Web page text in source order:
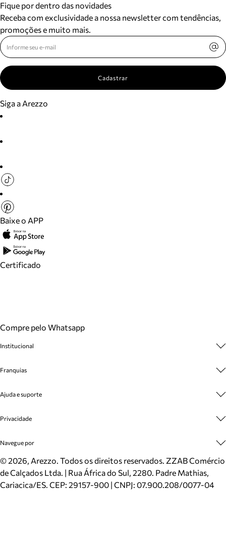
Fique por dentro das novidades
Receba com exclusividade a nossa newsletter com tendências,
promoções e muito mais.
Cadastrar
Siga a Arezzo
Baixe o APP
Certificado
Compre pelo Whatsapp
Institucional
Cashback
Venda Corporativa
Mapa do Site
Inverno
Mundo Arezzo
Franquias
Plano de Negócio
Ajuda e suporte
Cadastro
Meus Pedidos
Trocas e Devoluções
Cartão Presente
Localizador de lojas
Privacidade
Politica e Privacidade
Navegue por
Sapatos
Bolsas
Scarpins
©2026, Arezzo. Todos os direitos reservados. ZZAB Comércio
de Calçados Ltda. | Rua África do Sul, 2280. Padre Mathias,
Cariacica/ES. CEP: 29157-900 | CNPJ: 07.900.208/0077-04